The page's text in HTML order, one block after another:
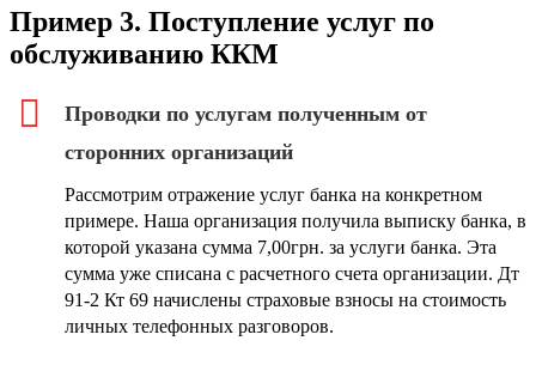
Пример 3. Поступление услуг по
обслуживанию ККМ
Проводки по услугам полученным от
сторонних организаций
Рассмотрим отражение услуг банка на конкретном
примере. Наша организация получила выписку банка, в
которой указана сумма 7,00грн. за услуги банка. Эта
сумма уже списана с расчетного счета организации. Дт
91-2 Кт 69 начислены страховые взносы на стоимость
личных телефонных разговоров.